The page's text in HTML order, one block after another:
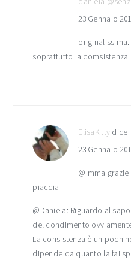
23 Gennaio
originalissima.
soprattutto la comsistenza
ElisaKitty dice
23 Gennaio
@Imma
piaccia
@Daniela: Riguardo al
del condimento
La consistenza è un
dipende da quanto la fai